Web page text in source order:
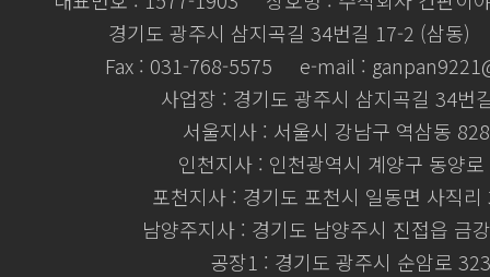
경기도 광주시 삼지곡길 34번길 17-2 (삼동)
Fax : 031-768-5575
e-mail :
사업장 : 경기도 광주시 삼지곡길 34번
서울지사 : 서울시 강남구 역삼동
인천지사 : 인천광역시 계양구 동양
포천지사 : 경기도 포천시 일동면 사직
남양주지사 : 경기도 남양주시 진접읍 금
공장1 : 경기도 광주시 순암로 323